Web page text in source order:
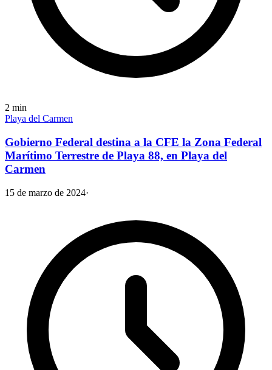
2 min
Playa del Carmen
Gobierno Federal destina a la CFE la Zona Federal
Marítimo Terrestre de Playa 88, en Playa del
Carmen
15 de marzo de 2024·